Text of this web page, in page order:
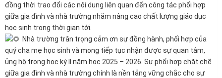
đồng thời trao đổi các nội dung liên quan đến công tác phối hợp
giữa gia đình và nhà trường nhằm nâng cao chất lượng giáo dục
học sinh trong thời gian tới.
Nhà trường trân trọng cảm ơn sự đồng hành, phối hợp của
quý cha mẹ học sinh và mong tiếp tục nhận được sự quan tâm,
ủng hộ trong học kỳ II năm học 2025 – 2026. Sự phối hợp chặt chẽ
giữa gia đình và nhà trường chính là nền tảng vững chắc cho sự